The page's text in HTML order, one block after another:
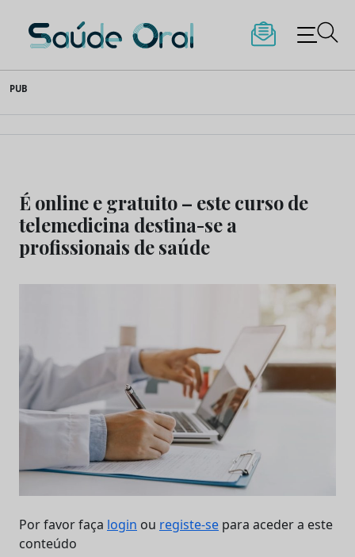
to
content
Saúde Oral
PUB
É online e gratuito – este curso de
telemedicina destina-se a
profissionais de saúde
Por favor faça login ou registe-se para aceder a este
conteúdo